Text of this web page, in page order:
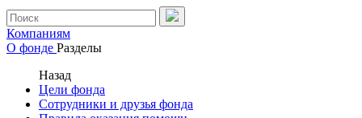
Компаниям
О фонде Разделы
Назад
Цели фонда
Сотрудники и друзья фонда